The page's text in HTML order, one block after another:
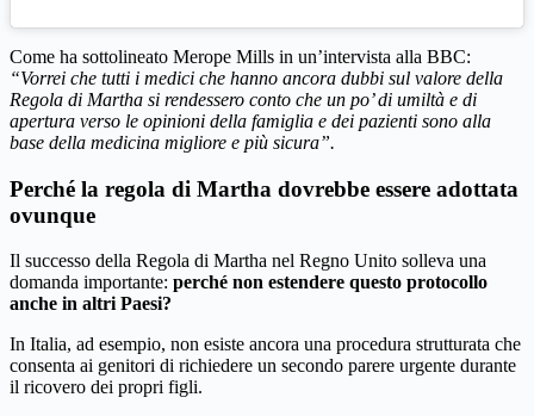
Come ha sottolineato Merope Mills in un’intervista alla BBC:
“Vorrei che tutti i medici che hanno ancora dubbi sul valore della
Regola di Martha si rendessero conto che un po’ di umiltà e di
apertura verso le opinioni della famiglia e dei pazienti sono alla
base della medicina migliore e più sicura”.
Perché la regola di Martha dovrebbe essere adottata
ovunque
Il successo della Regola di Martha nel Regno Unito solleva una
domanda importante: perché non estendere questo protocollo
anche in altri Paesi?
In Italia, ad esempio, non esiste ancora una procedura strutturata che
consenta ai genitori di richiedere un secondo parere urgente durante
il ricovero dei propri figli.